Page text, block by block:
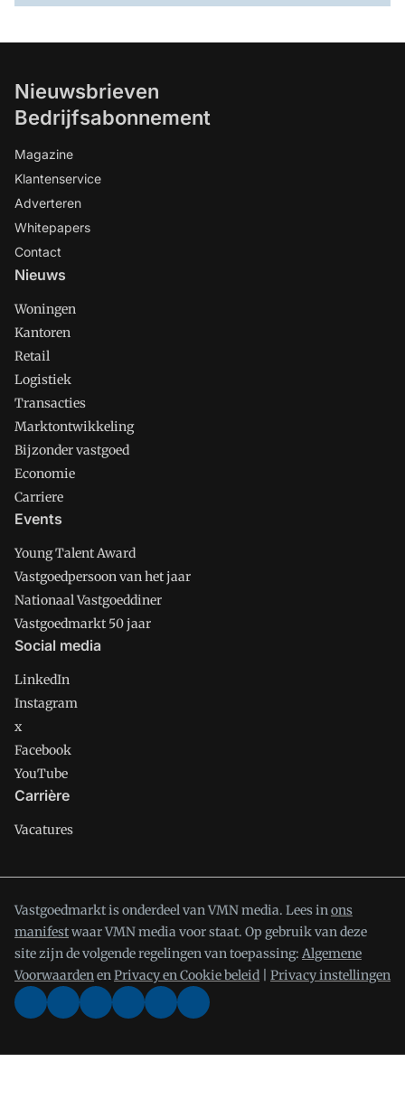
Nieuwsbrieven
Bedrijfsabonnement
Magazine
Klantenservice
Adverteren
Whitepapers
Contact
Nieuws
Woningen
Kantoren
Retail
Logistiek
Transacties
Marktontwikkeling
Bijzonder vastgoed
Economie
Carriere
Events
Young Talent Award
Vastgoedpersoon van het jaar
Nationaal Vastgoeddiner
Vastgoedmarkt 50 jaar
Social media
LinkedIn
Instagram
x
Facebook
YouTube
Carrière
Vacatures
Vastgoedmarkt is onderdeel van VMN media. Lees inons
manifestwaar VMN media voor staat. Op gebruik van deze
site zijn de volgende regelingen van toepassing: Algemene
VoorwaardenenPrivacy en Cookie beleid Privacy instellingen